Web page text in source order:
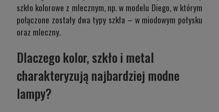
szkło kolorowe z mlecznym, np. w modelu Diego, w którym
połączone zostały dwa typy szkła – w miodowym połysku
oraz mleczny.
Dlaczego kolor, szkło i metal
charakteryzują najbardziej modne
lampy?